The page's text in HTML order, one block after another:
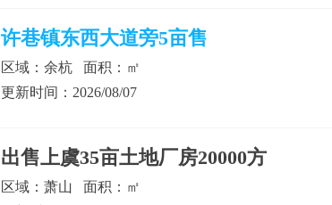
许巷镇东西大道旁5亩售
区域：余杭 面积：㎡
更新时间：2026/08/07
出售上虞35亩土地厂房20000方
区域：萧山 面积：㎡